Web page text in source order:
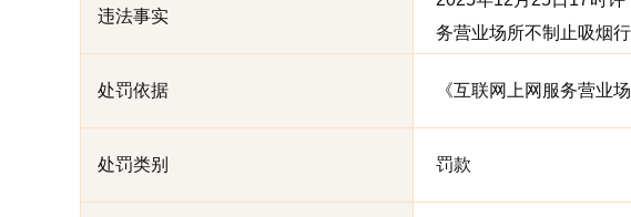
违法事实
务营业场所不制止吸烟行
处罚依据 《互联网上网服务营业
处罚类别 罚款